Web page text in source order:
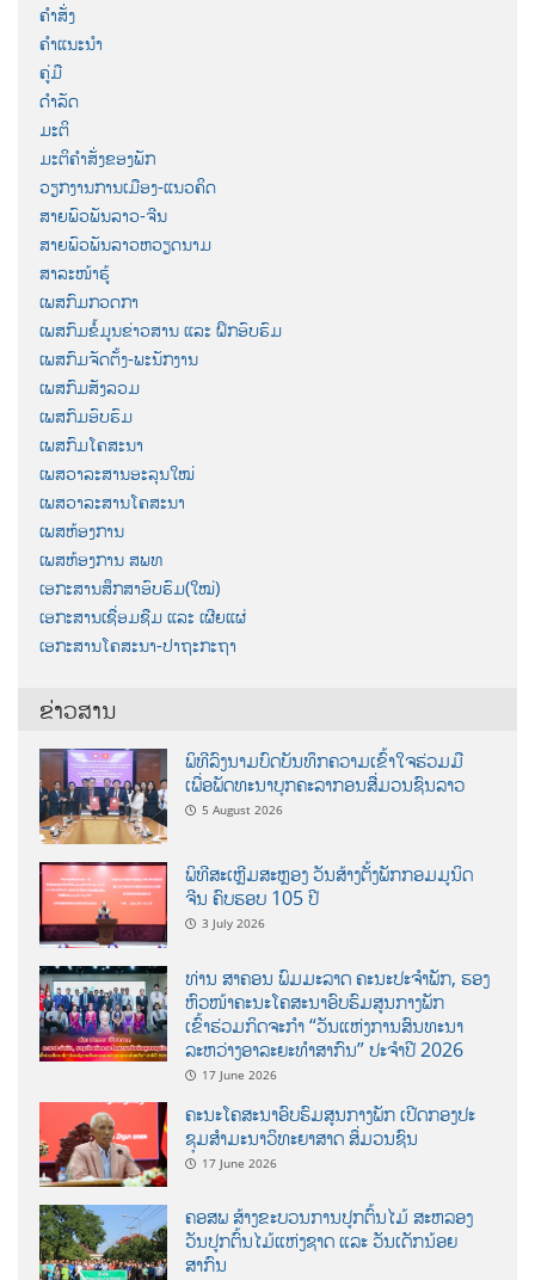
ຄຳສັ່ງ
ຄຳແນະນຳ
ຄູ່ມື
ດຳລັດ
ມະຕິ
ມະຕິຄຳສັ່ງຂອງພັກ
ວຽກງານການເມືອງ-ແນວຄິດ
ສາຍພົວພັນລາວ-ຈີນ
ສາຍພົວພັນລາວຫວຽດນາມ
ສາລະໜ້າຮູ້
ເພສກົມກວດກາ
ເພສກົມຂໍ້ມູນຂ່າວສານ ແລະ ຝຶກອົບຮົມ
ເພສກົມຈັດຕັ້ງ-ພະນັກງານ
ເພສກົມສັງລວມ
ເພສກົມອົບຮົມ
ເພສກົມໂຄສະນາ
ເພສວາລະສານອະລຸນໃໝ່
ເພສວາລະສານໂຄສະນາ
ເພສຫ້ອງການ
ເພສຫ້ອງການ ສພທ
ເອກະສານສຶກສາອົບຮົມ(ໃໝ່)
ເອກະສານເຊື່ອມຊືມ ແລະ ເຜີຍແຜ່
ເອກະສານໂຄສະນາ-ປາຖະກະຖາ
ຂ່າວສານ
ພິທີລົງນາມບົດບັນທຶກຄວາມເຂົ້າໃຈຮ່ວມມື
ເພື່ອພັດທະນາບຸກຄະລາກອນສື່ມວນຊົນລາວ
5 August 2026
ພິທີສະເຫຼີມສະຫຼອງ ວັນສ້າງຕັ້ງພັກກອມມູນິດ
ຈີນ ຄົບຮອບ 105 ປີ
3 July 2026
ທ່ານ ສາຄອນ ພົມມະລາດ ຄະນະປະຈໍາພັກ, ຮອງ
ຫົວໜ້າຄະນະໂຄສະນາອົບຮົມສູນກາງພັກ
ເຂົ້າຮ່ວມກິດຈະກຳ “ວັນແຫ່ງການສົນທະນາ
ລະຫວ່າງອາລະຍະທຳສາກົນ” ປະຈຳປີ 2026
17 June 2026
ຄະນະໂຄສະນາອົບຮົມສູນກາງພັກ ເປີດກອງປະ
ຊຸມສຳມະນາວິທະຍາສາດ ສຶ່ມວນຊົນ
17 June 2026
ຄອສພ ສ້າງຂະບວນການປູກຕົ້ນໄມ້ ສະຫລອງ
ວັນປູກຕົ້ນໄມ້ແຫ່ງຊາດ ແລະ ວັນເດັກນ້ອຍ
ສາກົນ